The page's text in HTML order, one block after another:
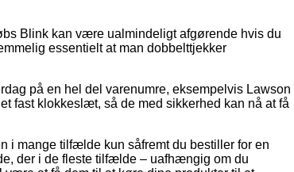
Blink kan være ualmindeligt afgørende hvis du
essentielt at man dobbelttjekker
på en hel del varenumre, eksempelvis Lawson
fast klokkeslæt, så de med sikkerhed kan nå at få
i mange tilfælde kun såfremt du bestiller for en
der i de fleste tilfælde – uafhængig om du